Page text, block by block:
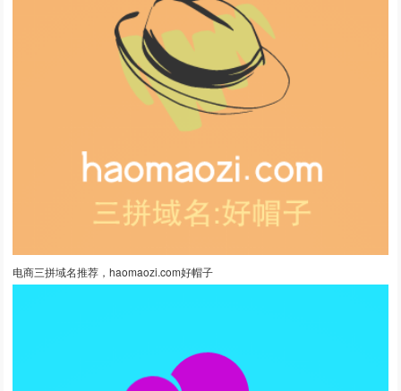
电商三拼域名推荐，haomaozi.com好帽子